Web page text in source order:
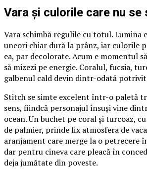
Vara și culorile care nu se
Vara schimbă regulile cu totul. Lumina
uneori chiar dură la prânz, iar culorile
ea, par decolorate. Acum e momentul
să mizezi pe energie. Coralul, fucsia,
galbenul cald devin dintr-odată
Stitch se simte excelent într-o paletă
sens, fiindcă personajul însuși vine
ocean. Un buchet pe coral și turcoaz,
de palmier, prinde fix atmosfera de
aranjament care merge la o petrecere
dar pentru cineva care pleacă în
deja jumătate din poveste.